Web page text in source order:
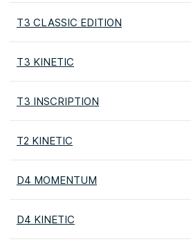
T3 CLASSIC EDITION
T3 KINETIC
T3 INSCRIPTION
T2 KINETIC
D4 MOMENTUM
D4 KINETIC